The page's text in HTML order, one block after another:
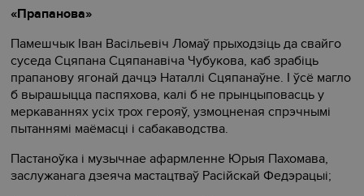
«Прапанова»
Памешчык Іван Васільевіч Ломаў прыходзіць да свайго
суседа Сцяпана Сцяпанавіча Чубукова, каб зрабіць
прапанову ягонай дачцэ Наталлі Сцяпанаўне. І ўсё магло
б вырашыцца паспяхова, калі б не прынцыповасць у
меркаваннях усіх трох герояў, узмоцненая спрэчнымі
пытаннямі маёмасці і сабакаводства.
Пастаноўка і музычнае афармленне Юрыя Пахомава,
заслужанага дзеяча мастацтваў Расійскай Федэрацыі;